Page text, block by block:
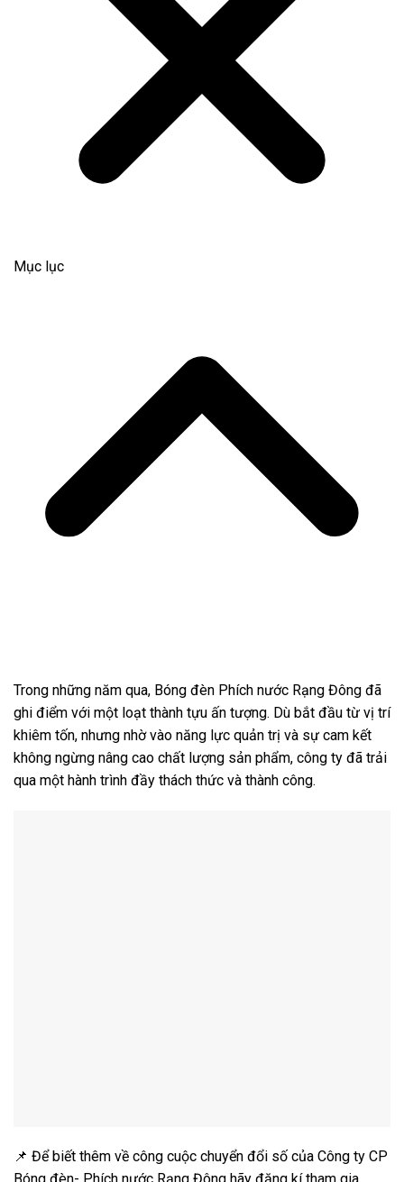
Mục lục
Trong những năm qua, Bóng đèn Phích nước Rạng Đông đã
ghi điểm với một loạt thành tựu ấn tượng. Dù bắt đầu từ vị trí
khiêm tốn, nhưng nhờ vào năng lực quản trị và sự cam kết
không ngừng nâng cao chất lượng sản phẩm, công ty đã trải
qua một hành trình đầy thách thức và thành công.
📌 Để biết thêm về công cuộc chuyển đổi số của Công ty CP